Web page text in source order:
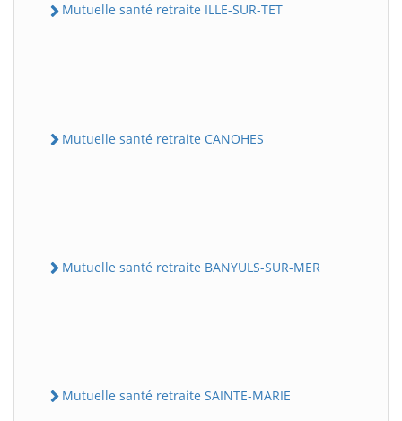
Mutuelle santé retraite ILLE-SUR-TET
Mutuelle santé retraite CANOHES
Mutuelle santé retraite BANYULS-SUR-MER
Mutuelle santé retraite SAINTE-MARIE